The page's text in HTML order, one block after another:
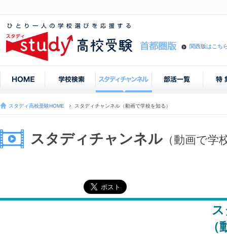
関西版はこち
スタディ高校受験HOME スタディチャンネル（動画で学校を知る）
スタディチャンネル （動画で学